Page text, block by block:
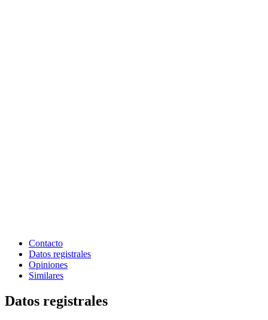
Contacto
Datos registrales
Opiniones
Similares
Datos registrales